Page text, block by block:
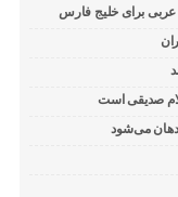
عربی برای خلیج فارس
صدیقی است
می‌شود